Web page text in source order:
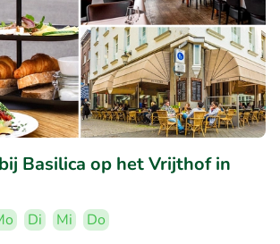
Basilica op het Vrijthof in
Di Mi
Do